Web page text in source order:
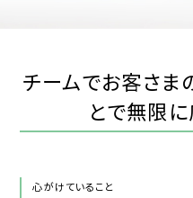
チームでお客さま
とで無限
心がけていること